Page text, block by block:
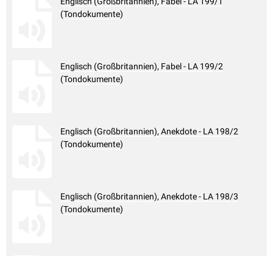
(Tondokumente)
Englisch (Großbritannien), Fabel - LA 199/2
(Tondokumente)
Englisch (Großbritannien), Anekdote - LA 198/2
(Tondokumente)
Englisch (Großbritannien), Anekdote - LA 198/3
(Tondokumente)